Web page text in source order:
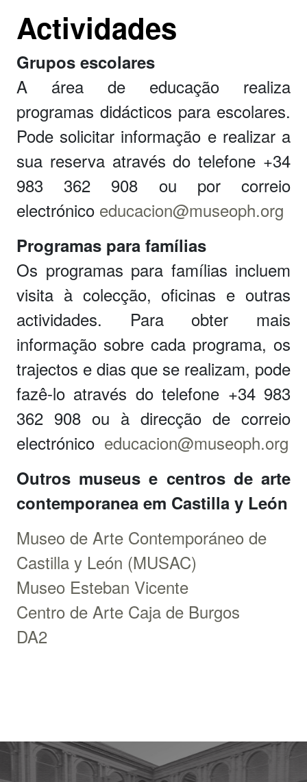
Actividades
Grupos escolares
A área de educação realiza
programas didácticos para escolares.
Pode solicitar informação e realizar a
sua reserva através do telefone +34
983 362 908 ou por correio
electrónico educacion@museoph.org
Programas para famílias
Os programas para famílias incluem
visita à colecção, oficinas e outras
actividades. Para obter mais
informação sobre cada programa, os
trajectos e dias que se realizam, pode
fazê-lo através do telefone +34 983
362 908 ou à direcção de correio
electrónico educacion@museoph.org
Outros museus e centros de arte
contemporanea em Castilla y León
Museo de Arte Contemporáneo de
Castilla y León (MUSAC)
Museo Esteban Vicente
Centro de Arte Caja de Burgos
DA2